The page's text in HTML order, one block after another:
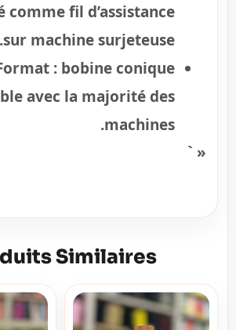
fil d’assistance
sur machine surjeteuse.
: bobine conique
avec la majorité des
machines.
« `
Similaires